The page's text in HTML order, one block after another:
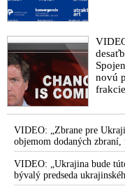
novú
VIDEO: „Zbrane pre
objemom dodaných
tlaku na nepriateľa,“
ukrajinským diplomatom v
že USA Ukrajine nedodajú
VIDEO: „Ukrajina bude
bývalý predseda